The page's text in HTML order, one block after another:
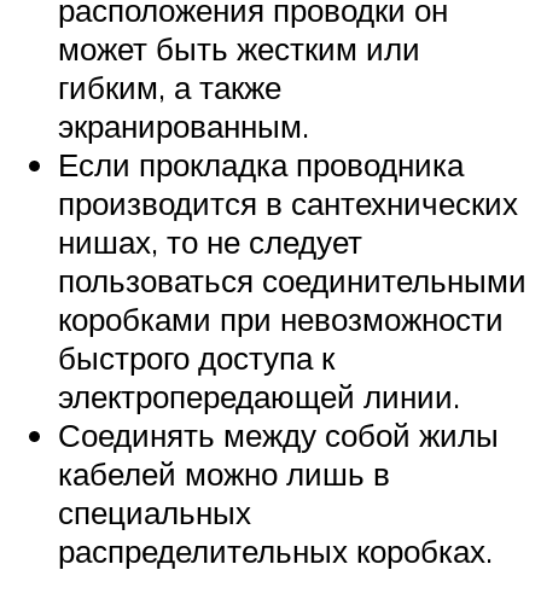
расположения проводки он
может быть жестким или
гибким, а также
экранированным.
Если прокладка проводника
производится в сантехнических
нишах, то не следует
пользоваться соединительными
коробками при невозможности
быстрого доступа к
электропередающей линии.
Соединять между собой жилы
кабелей можно лишь в
специальных
распределительных коробках.